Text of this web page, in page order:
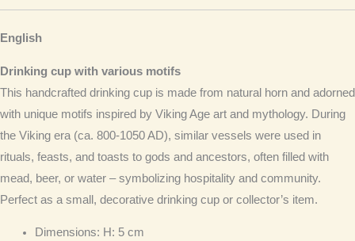
English
Drinking cup with various motifs
This handcrafted drinking cup is made from natural horn and adorned
with unique motifs inspired by Viking Age art and mythology. During
the Viking era (ca. 800-1050 AD), similar vessels were used in
rituals, feasts, and toasts to gods and ancestors, often filled with
mead, beer, or water – symbolizing hospitality and community.
Perfect as a small, decorative drinking cup or collector’s item.
Dimensions: H: 5 cm